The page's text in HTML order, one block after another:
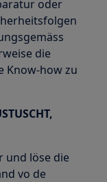
oder
die
Know-how zu
und löse die
vo de